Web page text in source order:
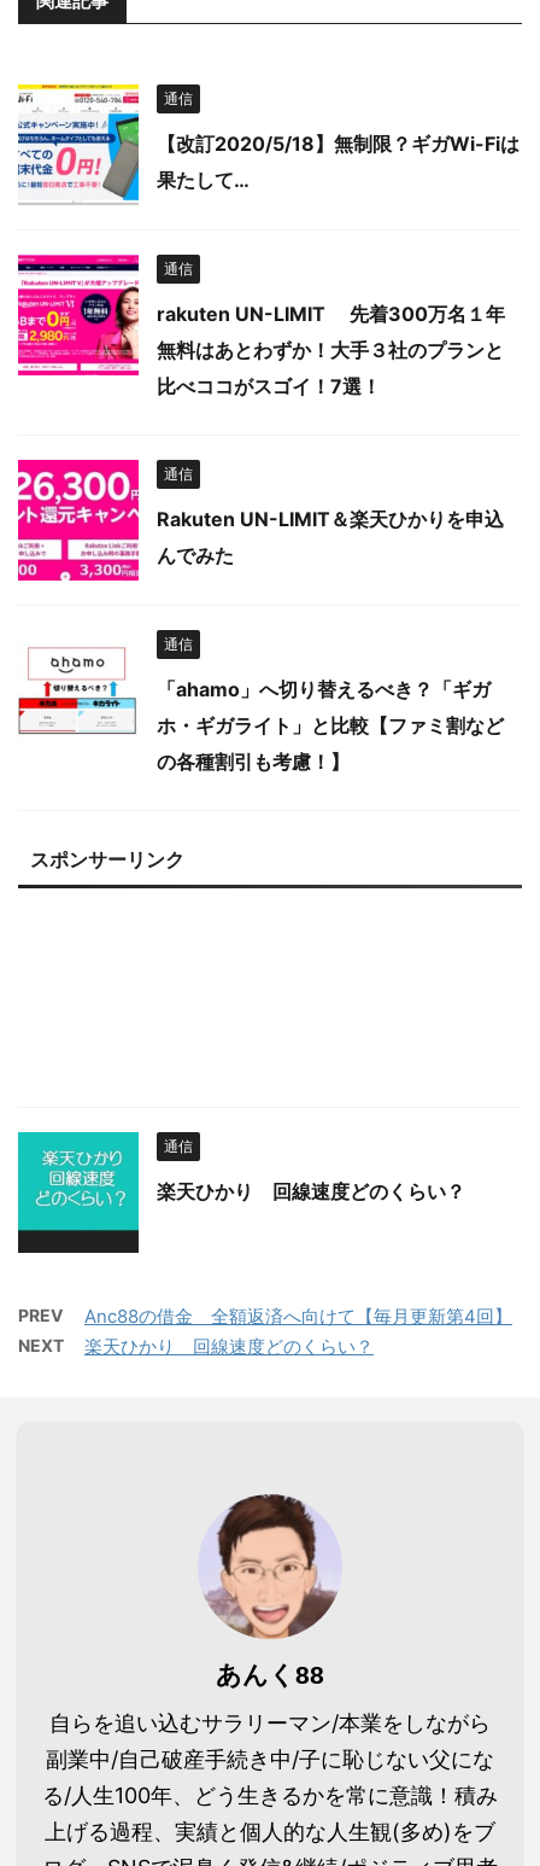
通信
【改訂2020/5/18】無制限？ギガWi-Fiは
果たして…
通信
rakuten UN-LIMIT 先着300万名１年
無料はあとわずか！大手３社のプランと
比べココがスゴイ！7選！
通信
Rakuten UN-LIMIT＆楽天ひかりを申込
んでみた
通信
「ahamo」へ切り替えるべき？「ギガ
ホ・ギガライト」と比較【ファミ割など
の各種割引も考慮！】
スポンサーリンク
通信
楽天ひかり 回線速度どのくらい？
PREV Anc88の借金 全額返済へ向けて【毎月更新第4回】
NEXT 楽天ひかり 回線速度どのくらい？
あんく88
自らを追い込むサラリーマン/本業をしながら
副業中/自己破産手続き中/子に恥じない父にな
る/人生100年、どう生きるかを常に意識！積み
上げる過程、実績と個人的な人生観(多め)をブ